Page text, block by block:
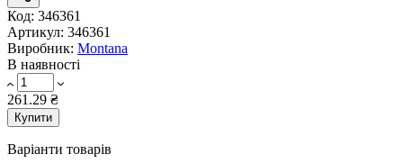
Код: 346361
Артикул: 346361
Виробник: Montana
В наявності
261.29 ₴
Купити
Варіанти товарів